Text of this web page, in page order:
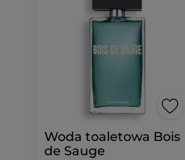
Woda toaletowa Bois
de Sauge